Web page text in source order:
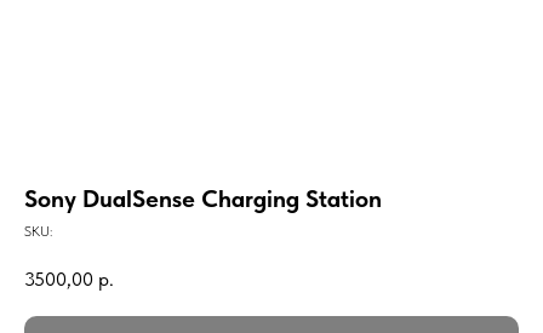
Sony DualSense Charging Station
SKU:
3500,00 р.